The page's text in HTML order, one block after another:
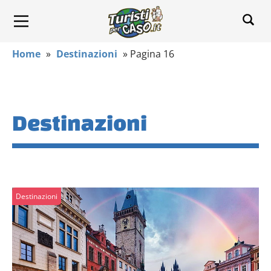
Home » Destinazioni » Pagina 16
Destinazioni
Destinazioni